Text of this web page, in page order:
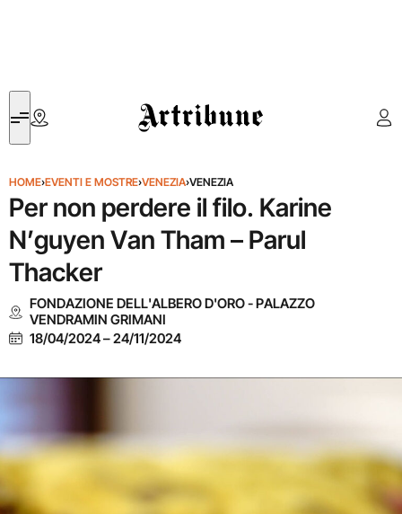
Artribune
HOME›EVENTI E MOSTRE›VENEZIA›VENEZIA
Per non perdere il filo. Karine
N’guyen Van Tham – Parul
Thacker
FONDAZIONE DELL'ALBERO D'ORO - PALAZZO
VENDRAMIN GRIMANI
18/04/2024–24/11/2024